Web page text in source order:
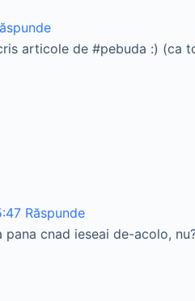
articole de #pebuda :) (ca
Răspunde
pana cnad ieseai de-acolo,